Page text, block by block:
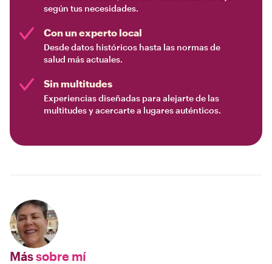
según tus necesidades.
Con un experto local
Desde datos históricos hasta las normas de
salud más actuales.
Sin multitudes
Experiencias diseñadas para alejarte de las
multitudes y acercarte a lugares auténticos.
Mássobre mí